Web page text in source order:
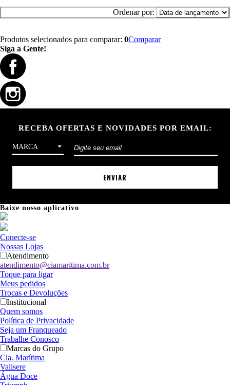
Ordenar por:
Produtos selecionados para comparar: 0Comparar
Siga a Gente!
RECEBA OFERTAS E NOVIDADES POR EMAIL:
MARCA
ENVIAR
Baixe nosso aplicativo
Conecte-se
Nossas Lojas
Atendimento
atendimento@ciamaritima.com.br
Toque para ligar
Meus pedidos
Trocas e Devoluções
Institucional
Quem somos
Política de Privacidade
Seja um Franqueado
Trabalhe Conosco
Marcas do Grupo
Cia. Marítima
Valisere
Água Doce